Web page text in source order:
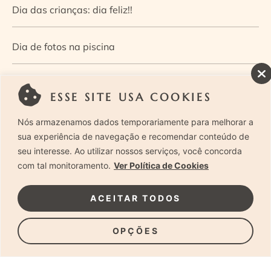
ESSE SITE USA COOKIES
Nós armazenamos dados temporariamente para melhorar a
sua experiência de navegação e recomendar conteúdo de
seu interesse. Ao utilizar nossos serviços, você concorda
com tal monitoramento. Ver Política de Cookies
OPÇÕES
ACEITAR TODOS
Dia das crianças: dia feliz!!
Dia de fotos na piscina
Dia de fotos no parque
Dia dos Pais — Guia de ensaios fotográficos
Dia Mundial da Infância: como a fotografia ajuda a
Diário de uma grávida e sua pequena